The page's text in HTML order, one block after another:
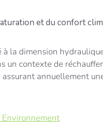
et du confort
à la dimension
un contexte de
annuellement
Environnement